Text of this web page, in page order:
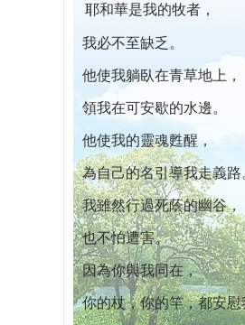
耶和華是我的牧者，
我必不至缺乏。
他使我躺臥在青草地上，
領我在可安歇的水邊。
他使我的靈魂甦醒，
為自己的名引導我走義路
我雖然行過死蔭的幽谷，
也不怕遭害。
因為你與我同在，
你的杖，你的竿，都安慰
本院自開幕迄今已篩檢出1700位乳癌